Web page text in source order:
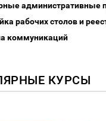
административные
рабочих столов и
коммуникаций
КУРСЫ